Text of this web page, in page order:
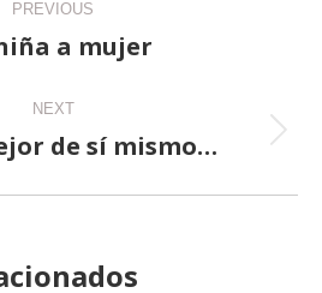
PREVIOUS
Previous
a mujer
NEXT
Next
de sí mismo…